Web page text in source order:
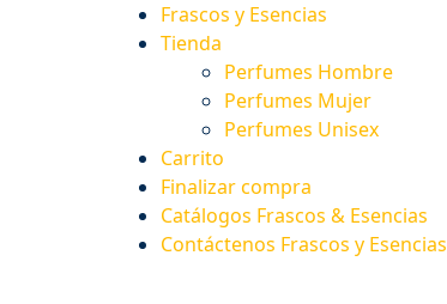
Frascos y Esencias
Tienda
Perfumes Hombre
Perfumes Mujer
Perfumes Unisex
Carrito
Finalizar compra
Catálogos Frascos & Esencias
Contáctenos Frascos y Esencias